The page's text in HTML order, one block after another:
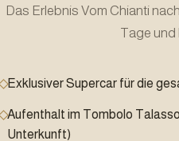
Das Erlebnis Vom Chianti
Tage und
Exklusiver Supercar für die
Aufenthalt im Tombolo
Unterkunft)